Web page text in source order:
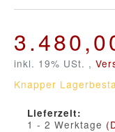
inkl. 19% USt. ,
Knapper
Lieferzeit:
1 - 2 Werktage